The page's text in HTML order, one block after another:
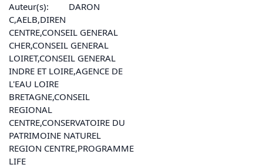
Auteur(s):
DARON
C,AELB,DIREN
CENTRE,CONSEIL GENERAL
CHER,CONSEIL GENERAL
LOIRET,CONSEIL GENERAL
INDRE ET LOIRE,AGENCE DE
L'EAU LOIRE
BRETAGNE,CONSEIL
REGIONAL
CENTRE,CONSERVATOIRE DU
PATRIMOINE NATUREL
REGION CENTRE,PROGRAMME
LIFE